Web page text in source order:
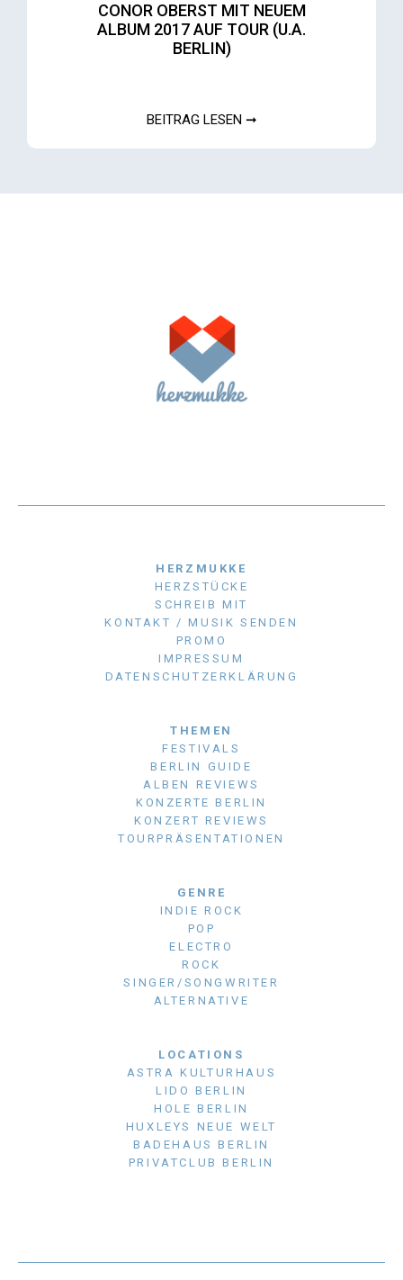
CONOR OBERST MIT NEUEM
ALBUM 2017 AUF TOUR (U.A.
BERLIN)
BEITRAG LESEN ➞
HERZMUKKE
HERZSTÜCKE
SCHREIB MIT
KONTAKT / MUSIK SENDEN
PROMO
IMPRESSUM
DATENSCHUTZERKLÄRUNG
THEMEN
FESTIVALS
BERLIN GUIDE
ALBEN REVIEWS
KONZERTE BERLIN
KONZERT REVIEWS
TOURPRÄSENTATIONEN
GENRE
INDIE ROCK
POP
ELECTRO
ROCK
SINGER/SONGWRITER
ALTERNATIVE
LOCATIONS
ASTRA KULTURHAUS
LIDO BERLIN
HOLE BERLIN
HUXLEYS NEUE WELT
BADEHAUS BERLIN
PRIVATCLUB BERLIN